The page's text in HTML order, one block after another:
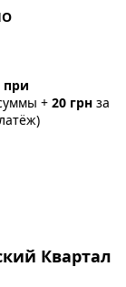
+ 20 грн за
Квартал